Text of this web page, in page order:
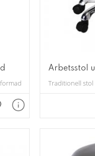
Finns i färgerna: vit och
till i favoriter
Arbetsstol
Traditionell stol